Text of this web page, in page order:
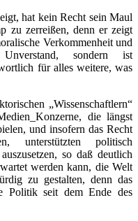
hat kein Recht sein Maul
zu zerreißen, denn er zeigt
Verkommenheit und
Unverstand, sondern ist
für alles weitere, was
„Wissenschaftlern“
die längst
und insofern das Recht
unterstützten politisch
so daß deutlich
werden kann, die Welt
zu gestalten, denn das
Politik seit dem Ende des